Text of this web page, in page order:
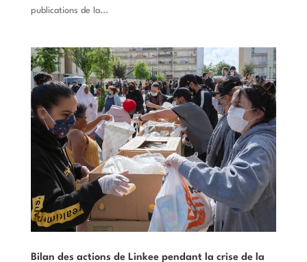
publications de la...
Bilan des actions de Linkee pendant la crise de la